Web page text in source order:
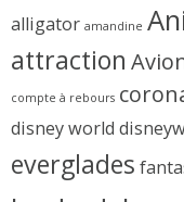
alligator amandine
attraction
compte à rebours
disney world
everglades